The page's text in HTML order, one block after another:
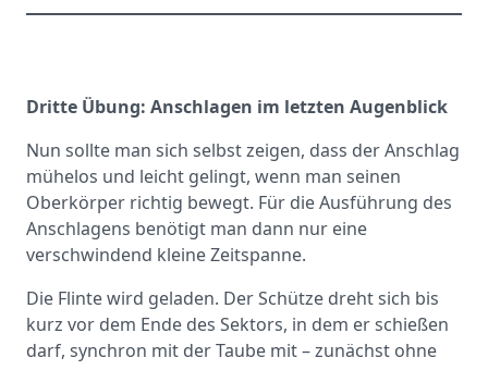
Dritte Übung: Anschlagen im letzten Augenblick
Nun sollte man sich selbst zeigen, dass der Anschlag
mühelos und leicht gelingt, wenn man seinen
Oberkörper richtig bewegt. Für die Ausführung des
Anschlagens benötigt man dann nur eine
verschwindend kleine Zeitspanne.
Die Flinte wird geladen. Der Schütze dreht sich bis
kurz vor dem Ende des Sektors, in dem er schießen
darf, synchron mit der Taube mit – zunächst ohne